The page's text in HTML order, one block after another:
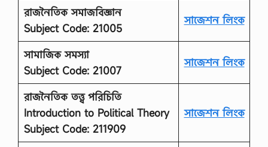
রাজনৈতিক সমাজবিজ্ঞান
Subject Code: 21005
সাজেশন লিংক
সামাজিক সমস্যা
Subject Code: 21007
সাজেশন লিংক
রাজনৈতিক তত্ত্ব পরিচিতি
Introduction to Political Theory
Subject Code: 211909
সাজেশন লিংক